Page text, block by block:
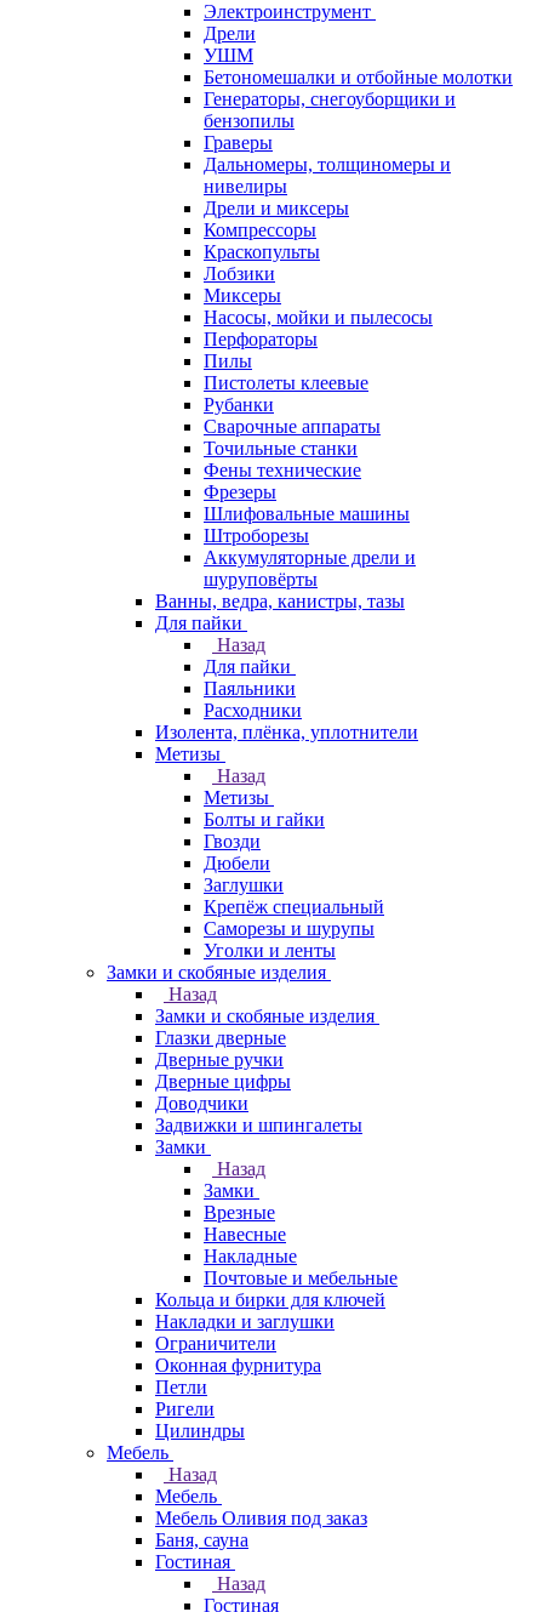
Электроинструмент
Дрели
УШМ
Бетономешалки и отбойные молотки
Генераторы, снегоуборщики и
бензопилы
Граверы
Дальномеры, толщиномеры и
нивелиры
Дрели и миксеры
Компрессоры
Краскопульты
Лобзики
Миксеры
Насосы, мойки и пылесосы
Перфораторы
Пилы
Пистолеты клеевые
Рубанки
Сварочные аппараты
Точильные станки
Фены технические
Фрезеры
Шлифовальные машины
Штроборезы
Аккумуляторные дрели и
шуруповёрты
Ванны, ведра, канистры, тазы
Для пайки
Назад
Для пайки
Паяльники
Расходники
Изолента, плёнка, уплотнители
Метизы
Назад
Метизы
Болты и гайки
Гвозди
Дюбели
Заглушки
Крепёж специальный
Саморезы и шурупы
Уголки и ленты
Замки и скобяные изделия
Назад
Замки и скобяные изделия
Глазки дверные
Дверные ручки
Дверные цифры
Доводчики
Задвижки и шпингалеты
Замки
Назад
Замки
Врезные
Навесные
Накладные
Почтовые и мебельные
Кольца и бирки для ключей
Накладки и заглушки
Ограничители
Оконная фурнитура
Петли
Ригели
Цилиндры
Мебель
Назад
Мебель
Мебель Оливия под заказ
Баня, сауна
Гостиная
Назад
Гостиная